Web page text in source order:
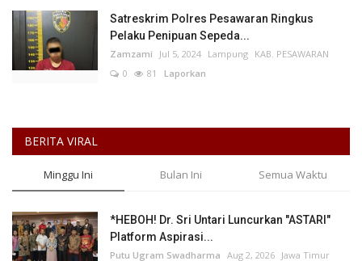
Satreskrim Polres Pesawaran Ringkus
Pelaku Penipuan Sepeda...
Zamzami Jul 5, 2024 Lampung KAB. PESAWARAN
0
81 Laporkan
BERITA VIRAL
Minggu Ini Bulan Ini Semua Waktu
*HEBOH! Dr. Sri Untari Luncurkan "ASTARI"
Platform Aspirasi...
Putu Ugram Swadharma Aug 2, 2026 Jawa Timur